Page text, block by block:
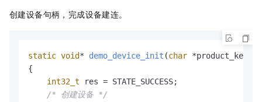
创建设备句柄，完成设备建连。
static void* demo_device_init (char *product_key,
{
int32_t res = STATE_SUCCESS;
/* 创建设备 */